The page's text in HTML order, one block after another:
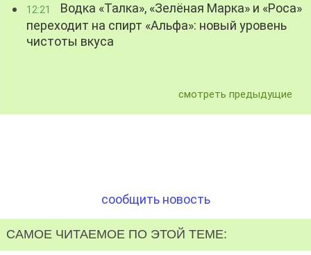
12:21
Водка «Талка», «Зелёная Марка» и «Роса»
переходит на спирт «Альфа»: новый уровень
чистоты вкуса
смотреть предыдущие
сообщить новость
САМОЕ ЧИТАЕМОЕ ПО ЭТОЙ ТЕМЕ: